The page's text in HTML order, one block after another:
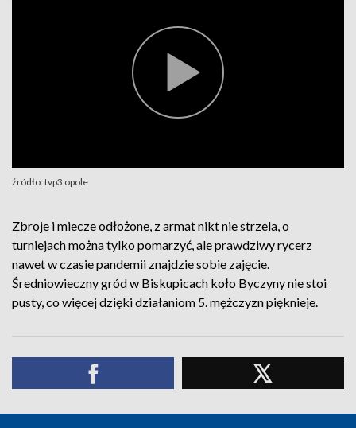
źródło: tvp3 opole
Zbroje i miecze odłożone, z armat nikt nie strzela, o
turniejach można tylko pomarzyć, ale prawdziwy rycerz
nawet w czasie pandemii znajdzie sobie zajęcie.
Średniowieczny gród w Biskupicach koło Byczyny nie stoi
pusty, co więcej dzięki działaniom 5. mężczyzn pięknieje.